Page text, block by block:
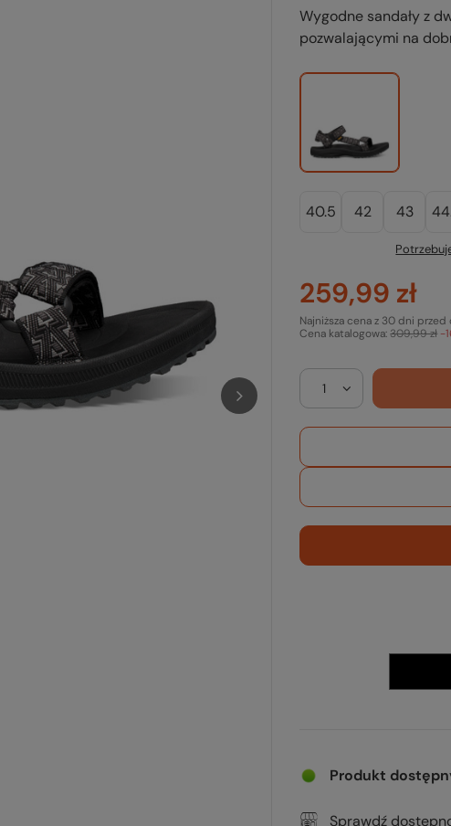
Wygodne sandały z
pozwalającymi na
40.5 42 43
259,99 zł
Cena katalogowa:309,99 zł -
Najniższa cena z 30 dni
Produkt
Sprawdź